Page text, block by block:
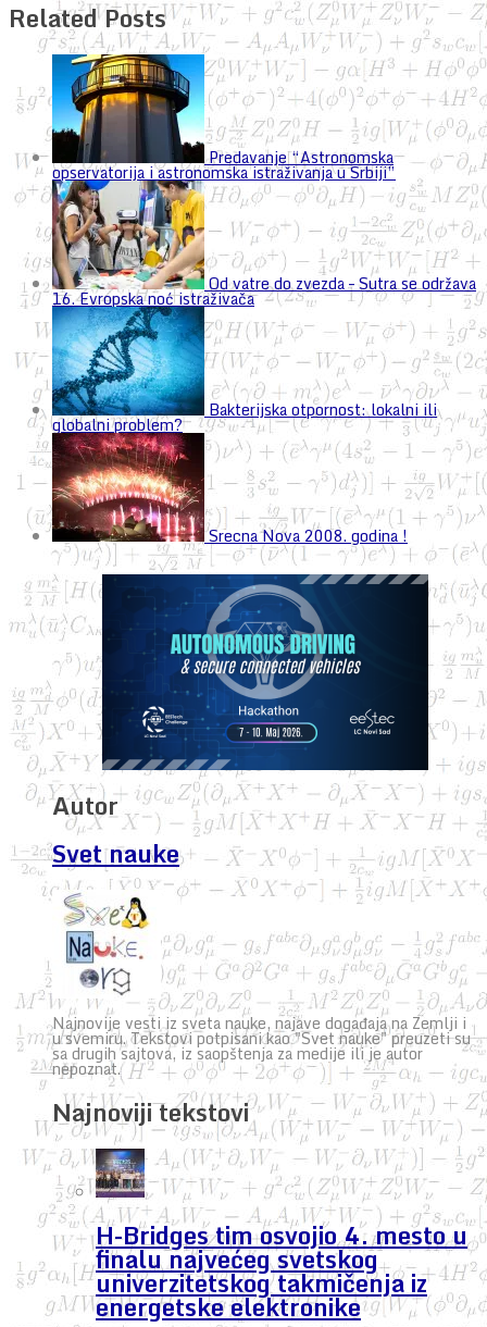
Related Posts
Predavanje “Astronomska
opservatorija i astronomska istraživanja u Srbiji”
Od vatre do zvezda – Sutra se održava
16. Evropska noć istraživača
Bakterijska otpornost: lokalni ili
globalni problem?
Srecna Nova 2008. godina !
Autor
Svet nauke
Najnovije vesti iz sveta nauke, najave događaja na Zemlji i
u svemiru. Tekstovi potpisani kao "Svet nauke" preuzeti su
sa drugih sajtova, iz saopštenja za medije ili je autor
nepoznat.
Najnoviji tekstovi
H-Bridges tim osvojio 4. mesto u
finalu najvećeg svetskog
univerzitetskog takmičenja iz
energetske elektronike